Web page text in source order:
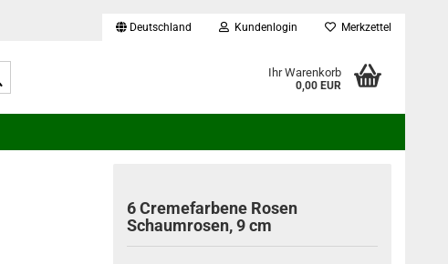
Deutschland Kundenlogin Merkzettel
Ihr Warenkorb
0,00 EUR
6 Cremefarbene Rosen
Schaumrosen, 9 cm